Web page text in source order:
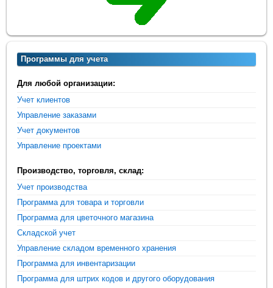
Программы для учета
Для любой организации:
Учет клиентов
Управление заказами
Учет документов
Управление проектами
Производство, торговля, склад:
Учет производства
Программа для товара и торговли
Программа для цветочного магазина
Складской учет
Управление складом временного хранения
Программа для инвентаризации
Программа для штрих кодов и другого оборудования